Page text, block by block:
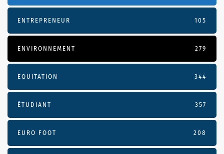
ENTREPRENEUR 105
ENVIRONNEMENT 279
EQUITATION 344
ÉTUDIANT 357
EURO FOOT 208